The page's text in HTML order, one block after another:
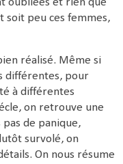
oubliées et rien que
peu ces femmes,
réalisé. Même si
différentes, pour
à différentes
on retrouve une
de panique,
survolé, on
On nous résume